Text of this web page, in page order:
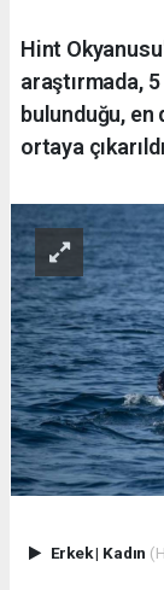
Hint
araştırmada,
bulunduğu, en
ortaya
Erkek| Kadın